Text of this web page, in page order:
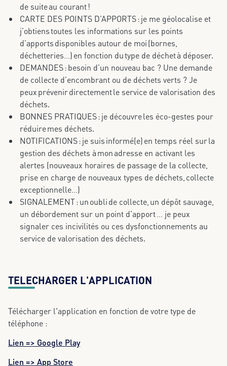
de suite au courant !
CARTE DES POINTS D’APPORTS : je me géolocalise et
j’obtiens toutes les informations sur les points
d’apports disponibles autour de moi (bornes,
déchetteries…) en fonction du type de déchet à déposer.
DEMANDES : besoin d’un nouveau bac ? Une demande
de collecte d’encombrant ou de déchets verts ? Je
peux prévenir directement le service de valorisation des
déchets.
BONNES PRATIQUES : je découvre les éco-gestes pour
réduire mes déchets.
NOTIFICATIONS : je suis informé(e) en temps réel sur la
gestion des déchets à mon adresse en activant les
alertes (nouveaux horaires de passage de la collecte,
prise en charge de nouveaux types de déchets, collecte
exceptionnelle…)
SIGNALEMENT : un oubli de collecte, un dépôt sauvage,
un débordement sur un point d’apport … je peux
signaler ces incivilités ou ces dysfonctionnements au
service de valorisation des déchets.
TELECHARGER L'APPLICATION
Télécharger l'application en fonction de votre type de
téléphone :
Lien => Google Play
Lien => App Store